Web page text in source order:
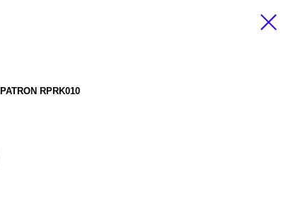
RPRK010